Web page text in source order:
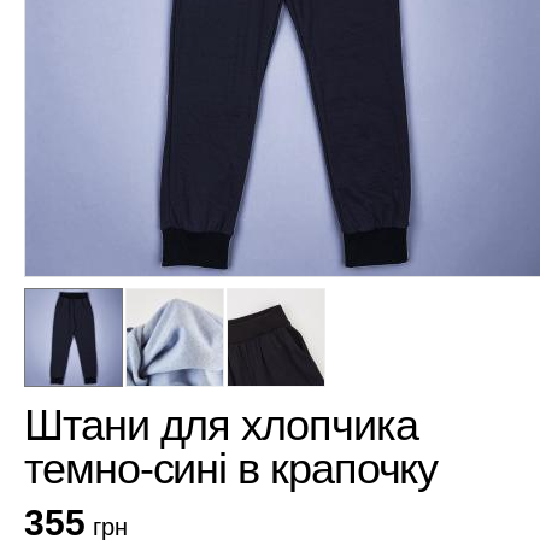
Штани для хлопчика
темно-сині в крапочку
355 грн